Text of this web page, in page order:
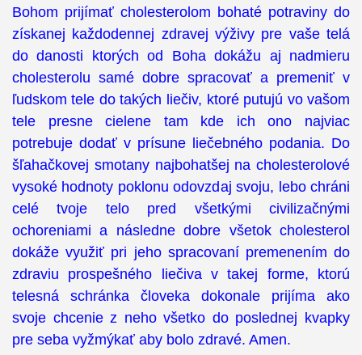
Bohom prijímať cholesterolom bohaté potraviny do
získanej každodennej zdravej výživy pre vaše telá
do danosti ktorých od Boha dokážu aj nadmieru
cholesterolu samé dobre spracovať a premeniť v
ľudskom tele do takých liečiv, ktoré putujú vo vašom
tele presne cielene tam kde ich ono najviac
potrebuje dodať v prísune liečebného podania. Do
šľahačkovej smotany najbohatšej na cholesterolové
vysoké hodnoty poklonu odovzdaj svoju, lebo chráni
celé tvoje telo pred všetkými civilizačnými
ochoreniami a následne dobre všetok cholesterol
dokáže využiť pri jeho spracovaní premenením do
zdraviu prospešného liečiva v takej forme, ktorú
telesná schránka človeka dokonale prijíma ako
svoje chcenie z neho všetko do poslednej kvapky
pre seba vyžmýkať aby bolo zdravé. Amen.